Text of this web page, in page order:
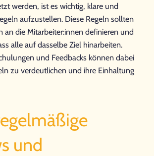
werden, ist es wichtig, klare und
aufzustellen. Diese Regeln sollten
an die Mitarbeiter:innen definieren und
alle auf dasselbe Ziel hinarbeiten.
und Feedbacks können dabei
zu verdeutlichen und ihre Einhaltung
und